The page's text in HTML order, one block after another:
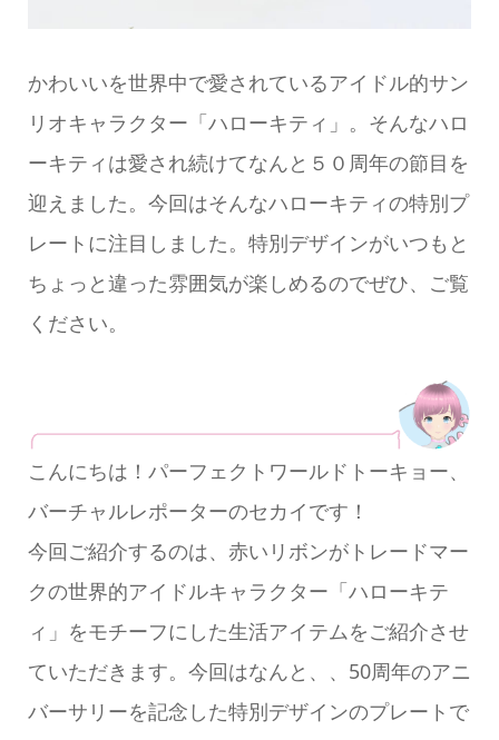
かわいいを世界中で愛されているアイドル的サン
リオキャラクター「ハローキティ」。そんなハロ
ーキティは愛され続けてなんと５０周年の節目を
迎えました。今回はそんなハローキティの特別プ
レートに注目しました。特別デザインがいつもと
ちょっと違った雰囲気が楽しめるのでぜひ、ご覧
ください。
こんにちは！パーフェクトワールドトーキョー、
バーチャルレポーターのセカイです！
今回ご紹介するのは、赤いリボンがトレードマー
クの世界的アイドルキャラクター「ハローキテ
ィ」をモチーフにした生活アイテムをご紹介させ
ていただきます。今回はなんと、、50周年のアニ
バーサリーを記念した特別デザインのプレートで